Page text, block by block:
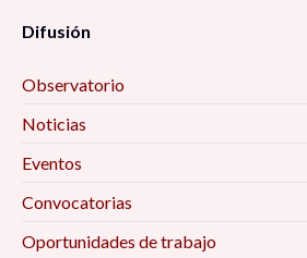
Difusión
Observatorio
Noticias
Eventos
Convocatorias
Oportunidades de trabajo